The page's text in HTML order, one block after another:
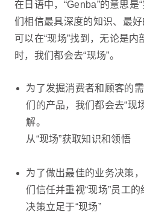
在日语中，“Genba”的意思是
们相信最具深度的知识、最
可以在“现场”找到，无论是内
时，我们都会去“现场”。
为了发掘消费者和顾客的
们的产品，我们都会去“现
解。
从“现场”获取知识和领悟
为了做出最佳的业务决策
们信任并重视“现场”员工的
决策立足于“现场”